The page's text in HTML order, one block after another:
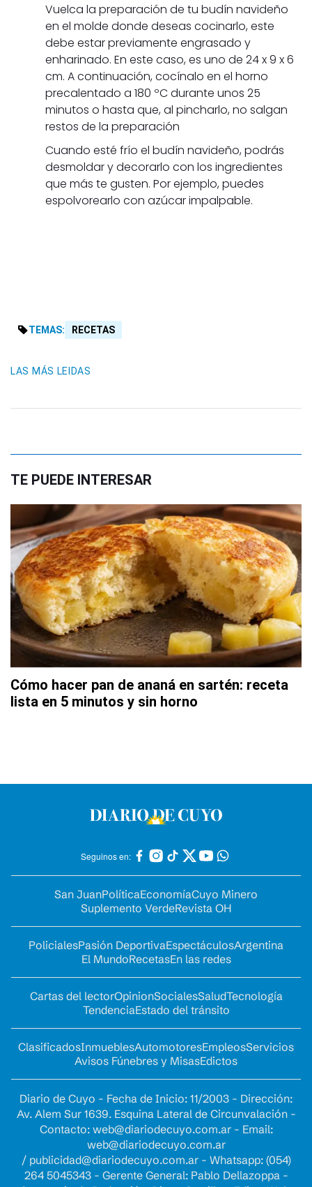
Vuelca la preparación de tu budín navideño
en el molde donde deseas cocinarlo, este
debe estar previamente engrasado y
enharinado. En este caso, es uno de 24 x 9 x 6
cm. A continuación, cocínalo en el horno
precalentado a 180 ºC durante unos 25
minutos o hasta que, al pincharlo, no salgan
restos de la preparación
Cuando esté frío el budín navideño, podrás
desmoldar y decorarlo con los ingredientes
que más te gusten. Por ejemplo, puedes
espolvorearlo con azúcar impalpable.
TEMAS: RECETAS
LAS MÁS LEIDAS
TE PUEDE INTERESAR
Cómo hacer pan de ananá en sartén: receta
lista en 5 minutos y sin horno
Seguinos en:
San JuanPolíticaEconomíaCuyo Minero
Suplemento VerdeRevista OH
PolicialesPasión DeportivaEspectáculosArgentina
El MundoRecetasEn las redes
Cartas del lectorOpinionSocialesSaludTecnología
TendenciaEstado del tránsito
ClasificadosInmueblesAutomotoresEmpleosServicios
Avisos Fúnebres y MisasEdictos
Diario de Cuyo - Fecha de Inicio: 11/2003 - Dirección:
Av. Alem Sur 1639. Esquina Lateral de Circunvalación -
Contacto: web@diariodecuyo.com.ar- Email:
web@diariodecuyo.com.ar
/ publicidad@diariodecuyo.com.ar- Whatsapp: (054)
264 5045343 - Gerente General: Pablo Dellazoppa -